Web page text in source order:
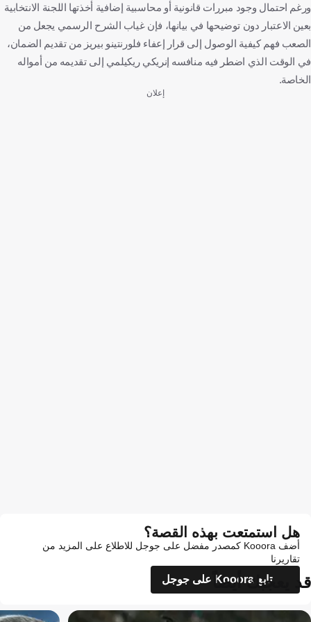
ورغم احتمال وجود مبررات قانونية أو محاسبية إضافية أخذتها اللجنة الانتخابية
بعين الاعتبار دون توضيحها في بيانها، فإن غياب الشرح الرسمي يجعل من
الصعب فهم كيفية الوصول إلى قرار إعفاء فلورنتينو بيريز من تقديم الضمان،
في الوقت الذي اضطر فيه منافسه إنريكي ريكيلمي إلى تقديمه من أمواله
الخاصة.
إعلان
هل استمتعت بهذه القصة؟
أضف Kooora كمصدر مفضل على جوجل للاطلاع على المزيد من
تقاريرنا
تابع Kooora على جوجل
قد يعجبك أيضاً